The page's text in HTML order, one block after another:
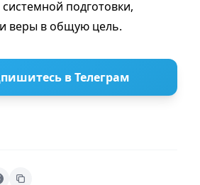
системной подготовки,
веры в общую цель.
в Телеграм